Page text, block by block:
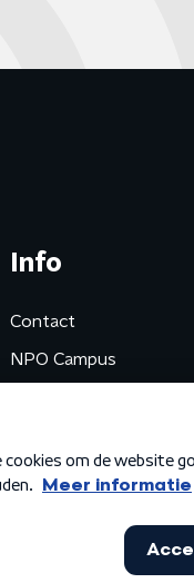
Info
Contact
NPO Campus